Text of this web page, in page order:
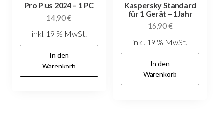
Pro Plus 2024 – 1 PC
14,90€
inkl. 19 % MwSt.
In den
Warenkorb
Kaspersky Standard
für 1 Gerät – 1Jahr
16,90€
inkl. 19 % MwSt.
In den
Warenkorb